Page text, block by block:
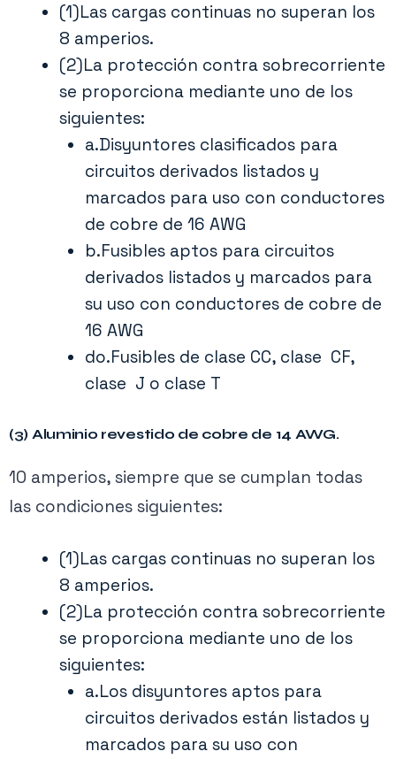
sobrecorriente de estos conductores
residenciales se base en las clasificaciones
aumentadas permitidas por 310.12 . Estas
clasificaciones aumentadas se justifican por
la diversidad inherente a las cargas de las
unidades de vivienda, considerando que solo
los dos conductores de servicio o
alimentación, sin conexión a tierra, se
consideran portadores de corriente.
Para más detalles, consulte elEjemplo D7en
Anexo D, donde se proporciona una tabla
de tamaños de conductores para
alimentadores y servicios basada en la
ecuación de
310.12
(1)Las cargas continuas no superan los
8 amperios.
(2)La protección contra sobrecorriente
se proporciona mediante uno de los
siguientes:
a.Disyuntores clasificados para
circuitos derivados listados y
marcados para uso con conductores
de cobre de 16 AWG
b.Fusibles aptos para circuitos
derivados listados y marcados para
su uso con conductores de cobre de
16 AWG
do.Fusibles de clase CC, clase CF,
clase J o clase T
(3) Aluminio revestido de cobre de 14 AWG.
10 amperios, siempre que se cumplan todas
las condiciones siguientes:
(1)Las cargas continuas no superan los
8 amperios.
(2)La protección contra sobrecorriente
se proporciona mediante uno de los
siguientes:
a.Los disyuntores aptos para
circuitos derivados están listados y
marcados para su uso con